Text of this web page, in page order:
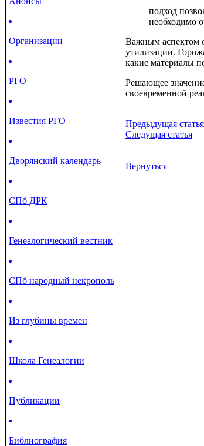
Организации
РГО
Известия РГО
Дворянский календарь
СПб ДРК
Генеалогический вестник
СПб народный некрополь
Из глубины времен
Школа Генеалогии
Публикации
Библиография
подход
необходимо
Важным аспектом
утилизации.
какие материалы
Решающее
своевременной
Предыдущая статья
Следущая статья
Вернуться